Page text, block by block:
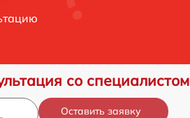
со специалистом
Оставить заявку